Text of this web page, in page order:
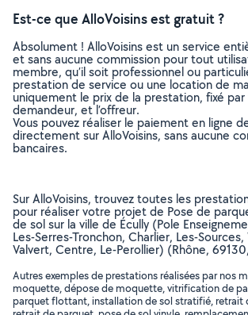
Est-ce que AlloVoisins est gratuit ?
Absolument ! AlloVoisins est un service
et sans aucune commission pour tout
membre, qu’il soit professionnel ou
prestation de service ou une location de
uniquement le prix de la prestation, fixé par
demandeur, et l’offreur.
Vous pouvez réaliser le paiement en ligne
directement sur AlloVoisins, sans aucune
bancaires.
Sur AlloVoisins, trouvez toutes les
pour réaliser votre projet de Pose de
de sol sur la ville de Écully (Pole
Les-Serres-Tronchon, Charlier, Les-Sources,
Valvert, Centre, Le-Perollier) (Rhône,
Autres exemples de prestations réalisées par nos
moquette, dépose de moquette, vitrification de
parquet flottant, installation de sol stratifié, retrait